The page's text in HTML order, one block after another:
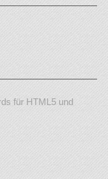
für HTML5 und